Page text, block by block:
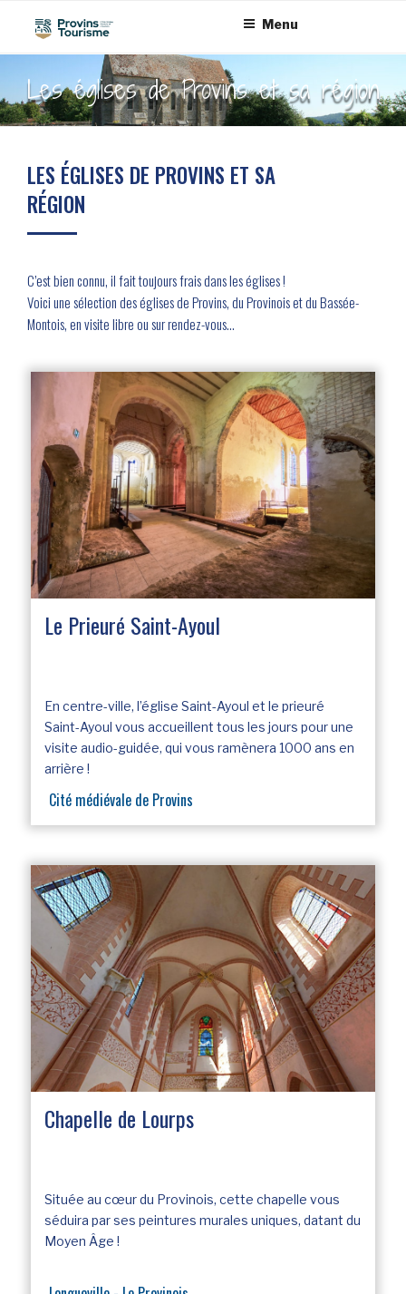
contenu
principal
Menu
Les églises de Provins et sa région
LES ÉGLISES DE PROVINS ET SA
RÉGION
C’est bien connu, il fait toujours frais dans les églises !
Voici une sélection des églises de Provins, du Provinois et du Bassée-
Montois, en visite libre ou sur rendez-vous…
Le Prieuré Saint-Ayoul
En centre-ville, l’église Saint-Ayoul et le prieuré
Saint-Ayoul vous accueillent tous les jours pour une
visite audio-guidée, qui vous ramènera 1000 ans en
arrière !
Cité médiévale de Provins
Chapelle de Lourps
Située au cœur du Provinois, cette chapelle vous
séduira par ses peintures murales uniques, datant du
Moyen Âge !